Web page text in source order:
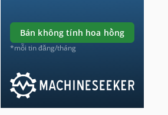
bán không tính hoa hồng
*mỗi tin đăng/tháng